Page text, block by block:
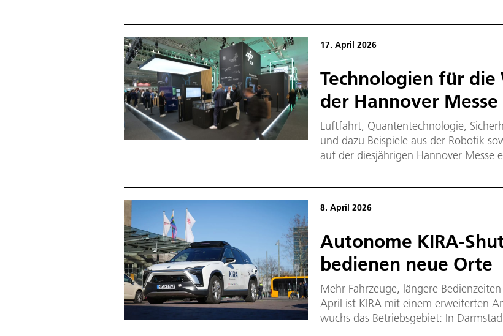
17. April 2026
Technologien für
der Hannover Messe
Luftfahrt, Quantentechnologie,
und dazu Beispiele aus der Robotik
auf der diesjährigen Hannover Messe
Halle 11, Stand D49. In der Halle
Motto der Hannover Messe, die vom
8. April 2026
Autonome KIRA-
bedienen neue Orte
Mehr Fahrzeuge, längere
April ist KIRA mit einem erweiterten
wuchs das Betriebsgebiet: In